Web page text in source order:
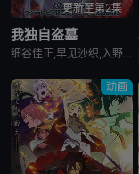
更新至第2集
我独自盗墓
细谷佳正,早见沙织,入野自由,诹访部顺一
动画